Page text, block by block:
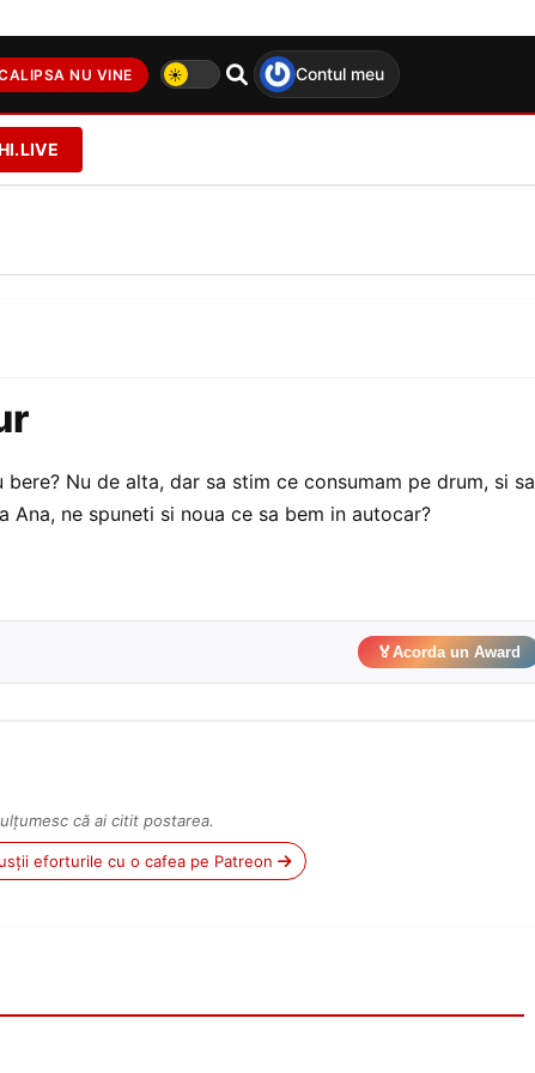
NU VINE Contul meu
Nu de alta, dar sa stim ce consumam pe drum, si sa
Ana, ne spuneti si noua ce sa bem in autocar?
🏅Acorda un Award
că ai citit postarea.
eforturile cu o cafea pe Patreon